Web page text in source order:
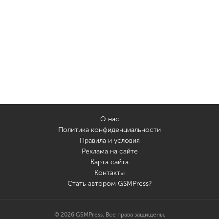
О нас
Политика конфиденциальности
Правила и условия
Реклама на сайте
Карта сайта
Контакты
Стать автором GSMPress?
© 2026 GSMPress. Все права защищены.